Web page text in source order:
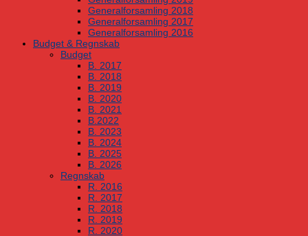
Generalforsamling 2018
Generalforsamling 2017
Generalforsamling 2016
Budget & Regnskab
Budget
B. 2017
B. 2018
B. 2019
B. 2020
B. 2021
B.2022
B. 2023
B. 2024
B. 2025
B. 2026
Regnskab
R. 2016
R. 2017
R. 2018
R. 2019
R. 2020